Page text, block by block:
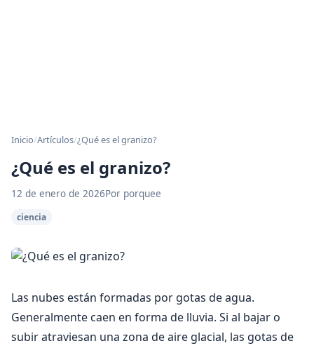
Inicio/Artículos/¿Qué es el granizo?
¿Qué es el granizo?
12 de enero de 2026Por porquee
ciencia
Las nubes están formadas por gotas de agua.
Generalmente caen en forma de lluvia. Si al bajar o
subir atraviesan una zona de aire glacial, las gotas de